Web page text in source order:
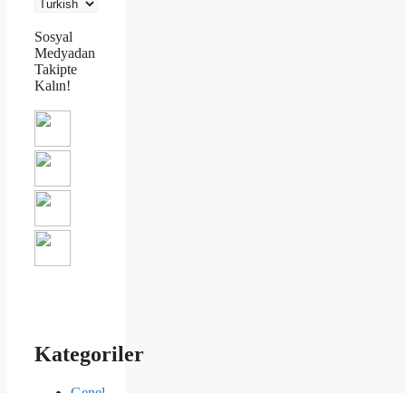
Sosyal
Medyadan
Takipte
Kalın!
Kategoriler